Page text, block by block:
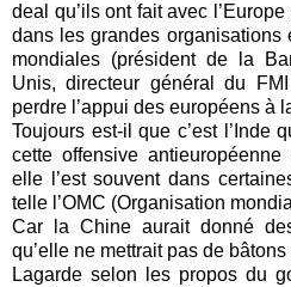
deal qu’ils ont fait avec
dans les grandes organisations
mondiales (président de la
Unis, directeur général du
perdre l’appui des européens à
Toujours est-il que c’est l’Inde
cette offensive
elle l’est souvent dans
telle l’OMC (Organisation
Car la Chine aurait donné
qu’elle ne mettrait pas de
Lagarde selon les propos du